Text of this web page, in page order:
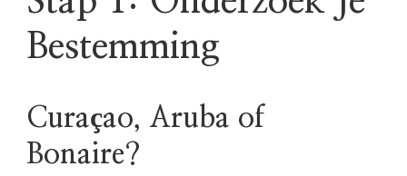
Bestemming
Curaçao, Aruba of
Bonaire?